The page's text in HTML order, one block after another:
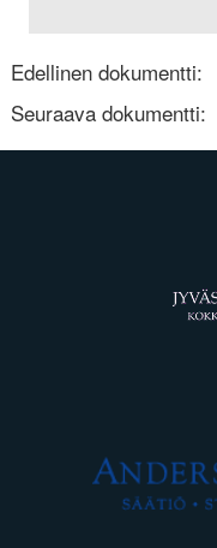
Edellinen dokumentti:
Seuraava dokumentti: